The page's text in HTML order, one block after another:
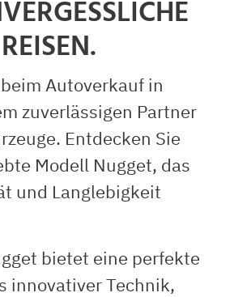
REISEN.
Autoverkauf in
zuverlässigen Partner
Entdecken Sie
Modell Nugget, das
und Langlebigkeit
bietet eine perfekte
innovativer Technik,